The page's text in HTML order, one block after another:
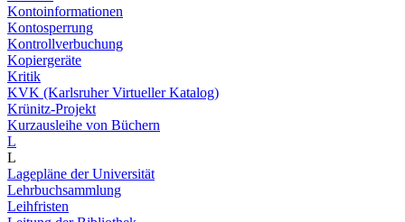
Kontoinformationen
Kontosperrung
Kontrollverbuchung
Kopiergeräte
Kritik
KVK (Karlsruher Virtueller Katalog)
Krünitz-Projekt
Kurzausleihe von Büchern
L
L
Lagepläne der Universität
Lehrbuchsammlung
Leihfristen